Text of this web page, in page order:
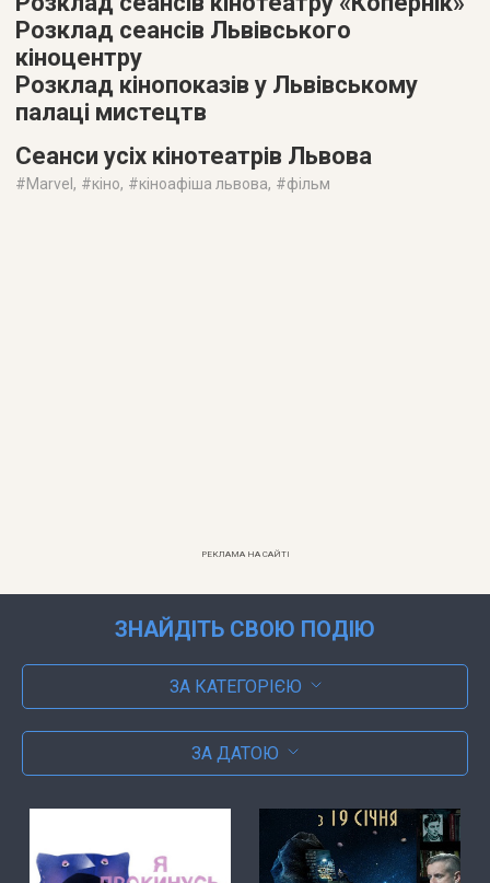
Розклад сеансів Львівського
кіноцентру
Розклад кінопоказів у Львівському
палаці мистецтв
Сеанси усіх кінотеатрів Львова
#Marvel, #кіно, #кіноафіша львова, #фільм
РЕКЛАМА НА САЙТІ
ЗНАЙДІТЬ СВОЮ ПОДІЮ
ЗА КАТЕГОРІЄЮ
ЗА ДАТОЮ